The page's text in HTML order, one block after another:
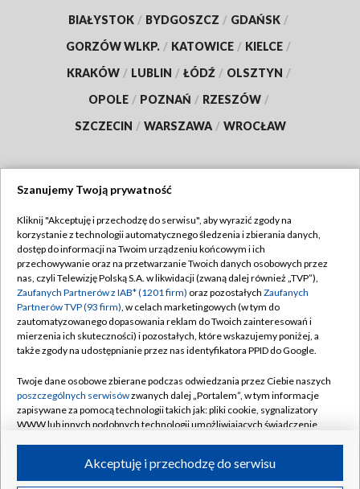
BIAŁYSTOK / BYDGOSZCZ / GDAŃSK /
GORZÓW WLKP. / KATOWICE / KIELCE /
KRAKÓW / LUBLIN / ŁÓDŹ / OLSZTYN /
OPOLE / POZNAŃ / RZESZÓW /
SZCZECIN / WARSZAWA / WROCŁAW
TVP
Abonament TVP
Emisja w TVP
Centrum informacji TVP
Naziemna Telewizja Cyfrowa
Rada Programowa
System NOS
Informacje o nadawcy
Program dla prasy
Regulamin TVP
Polityka prywatności
Moje zgody
Pomoc
Kontakt
Kanały
Szanujemy Twoją prywatność
Kliknij "Akceptuję i przechodzę do serwisu", aby wyrazić zgody na
korzystanie z technologii automatycznego śledzenia i zbierania danych,
dostęp do informacji na Twoim urządzeniu końcowym i ich
przechowywanie oraz na przetwarzanie Twoich danych osobowych przez
nas, czyli Telewizję Polską S.A. w likwidacji (zwaną dalej również „TVP”),
Zaufanych Partnerów z IAB* (1201 firm) oraz pozostałych Zaufanych
Partnerów TVP (93 firm), w celach marketingowych (w tym do
zautomatyzowanego dopasowania reklam do Twoich zainteresowań i
mierzenia ich skuteczności) i pozostałych, które wskazujemy poniżej, a
także zgody na udostępnianie przez nas identyfikatora PPID do Google.
Twoje dane osobowe zbierane podczas odwiedzania przez Ciebie naszych
poszczególnych serwisówzwanych dalej „Portalem”, w tym informacje
zapisywane za pomocą technologii takich jak: pliki cookie, sygnalizatory
WWW lub innych podobnych technologii umożliwiających świadczenie
ruchu w Internecie.Akceptuję i przechodzę do serwisu